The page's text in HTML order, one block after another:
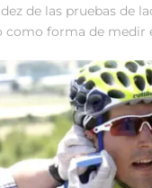
de las pruebas de
como forma de medir